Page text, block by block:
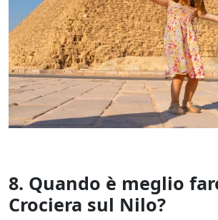
8. Quando è meglio
Crociera sul Nilo?